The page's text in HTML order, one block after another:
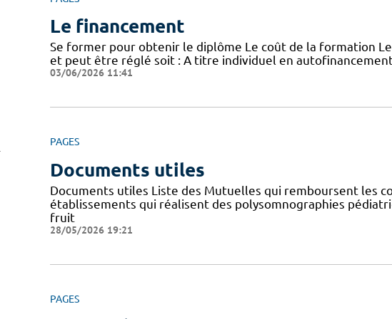
Le financement
Se former pour obtenir le diplôme Le coût de la formation
et peut être réglé soit : A titre individuel en
03/06/2026 11:41
PAGES
Documents utiles
Documents utiles Liste des Mutuelles qui remboursent les
établissements qui réalisent des polysomnographies
fruit
28/05/2026 19:21
PAGES